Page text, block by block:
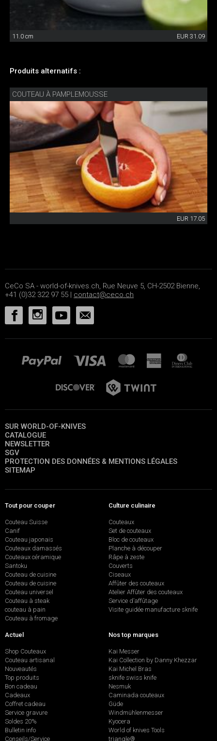
11.0 cm EUR 31.09
Produits alternatifs :
COUTEAU À PAMPLEMOUSSE
EUR 17.05
CeCo SA - world-of-knives.ch, Rue Neuve 5, CH-2502 Bienne,
+41 (0)32 322 97 55 | contact@ceco.ch
SUR WORLD-OF-KNIVES
CATALOGUE
NEWSLETTER
SGV
PROTECTION DES DONNÉES & MENTIONS LÉGALES
SITEMAP
Tout pour couper
Couteau Suisse
Canif
Couteau japonais
Couteaux damassés
Couteaux céramique
Santoku
Couteau de cuisine
Couteau de cuisine
Couteau universel
Couteau à steak
couteau à pain
Couteau à fromage
Culture culinaire
Couteaux
Set de couteaux
Bloc de couteaux
Planche à découper
Râpe à zeste
Couverts
Ciseaux
Affûter des couteaux
Atelier Affûter des couteaux
Service d’affûtage
Visite guidée manufacture sknife
Actuel
Shop Couteaux
Couteau artisanal
Nouveautés
Top produits
Bon cadeau
Cadeaux
Coffret cadeau
Service gravure
Soldes 20%
Bulletin info
Conseils/Service
Nos top marques
Kai Messer
Kai Collection by Danny Khezzar
Kai Michel Bras
sknife swiss knife
Nesmuk
Caminada couteaux
Güde
Windmühlenmesser
Kyocera
World of knives Tools
triangle®